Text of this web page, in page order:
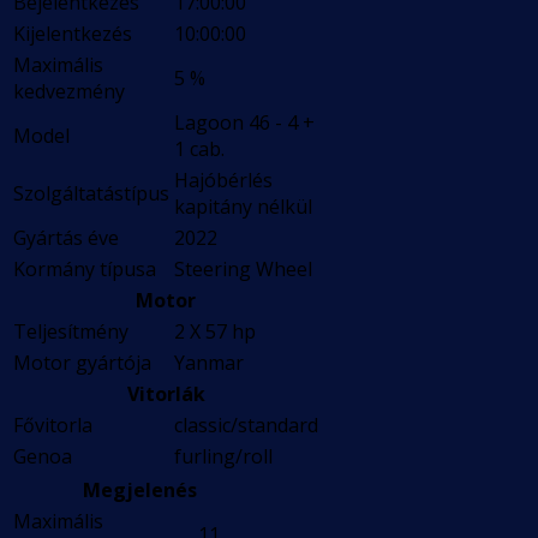
Kijelentkezés
10:00:00
Maximális
kedvezmény
5 %
Model
Lagoon 46 - 4 +
1 cab.
Szolgáltatástípus Hajóbérlés
kapitány nélkül
Gyártás éve
2022
Kormány típusa
Steering Wheel
Motor
Teljesítmény
2 X 57 hp
Motor gyártója
Yanmar
Vitorlák
Fővitorla
classic/standard
Genoa
furling/roll
Megjelenés
Maximális